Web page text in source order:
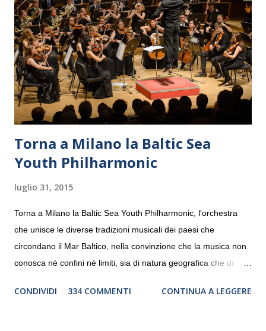
Torna a Milano la Baltic Sea
Youth Philharmonic
luglio 31, 2015
Torna a Milano la Baltic Sea Youth Philharmonic, l'orchestra
che unisce le diverse tradizioni musicali dei paesi che
circondano il Mar Baltico, nella convinzione che la musica non
conosca né confini né limiti, sia di natura geografica che di
debutterà il 10 settembre a Heiden, in Germania, e toccherà, in
CONDIVIDI 334 COMMENTI CONTINUA A LEGGERE